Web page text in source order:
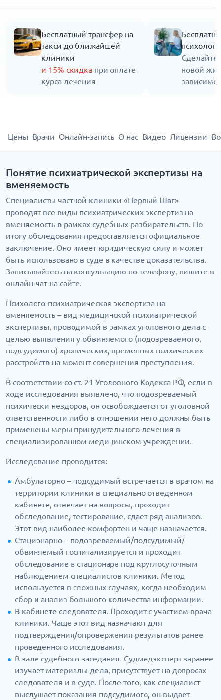
Бесплатный трансфер на
такси до ближайшей
клиники
и 15% скидка при оплате
курса лечения
психолога
Сделайте
новой
Цены Врачи Онлайн-запись О нас Видео Лицензии
Понятие психиатрической экспертизы на
вменяемость
Специалисты частной клиники «Первый Шаг»
проводят все виды психиатрических экспертиз на
вменяемость в рамках судебных разбирательств. По
итогу обследования предоставляется официальное
заключение. Оно имеет юридическую силу и может
быть использовано в суде в качестве доказательства.
Записывайтесь на консультацию по телефону, пишите в
онлайн-чат на сайте.
Психолого-психиатрическая экспертиза на
вменяемость – вид медицинской психиатрической
экспертизы, проводимой в рамках уголовного дела с
целью выявления у обвиняемого (подозреваемого,
подсудимого) хронических, временных психических
расстройств на момент совершения преступления.
В соответствии со ст. 21 Уголовного Кодекса РФ, если в
ходе исследования выявлено, что подозреваемый
психически нездоров, он освобождается от уголовной
ответственности либо в отношении него должны быть
применены меры принудительного лечения в
специализированном медицинском учреждении.
Исследование проводится:
Амбулаторно – подсудимый встречается в врачом на
территории клиники в специально отведенном
кабинете, отвечает на вопросы, проходит
обследование, тестирование, сдает ряд анализов.
Этот вид наиболее комфортен и чаще назначается.
Стационарно – подозреваемый/подсудимый/
обвиняемый госпитализируется и проходит
обследование в стационаре под круглосуточным
наблюдением специалистов клиники. Метод
используется в сложных случаях, когда необходим
сбор и анализ большого количества информации.
В кабинете следователя. Проходит с участием врача
клиники. Чаще этот вид назначают для
подтверждения/опровержения результатов ранее
проведенного исследования.
В зале судебного заседания. Судмедэксперт заранее
изучает материалы дела, присутствует на допросах
следователя и в суде. После того, как специалист
выслушает показания подсудимого, он выдает